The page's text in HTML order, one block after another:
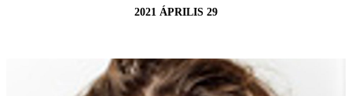
2021 ÁPRILIS 29